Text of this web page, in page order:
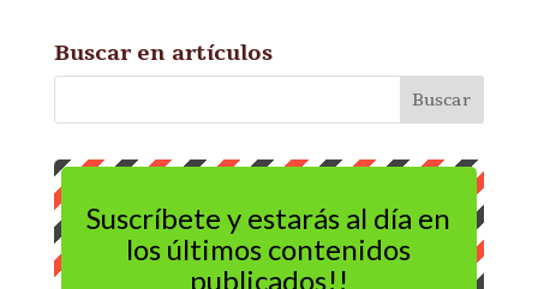
Buscar en artículos
Suscríbete y estarás al día en
los últimos contenidos
publicados!!